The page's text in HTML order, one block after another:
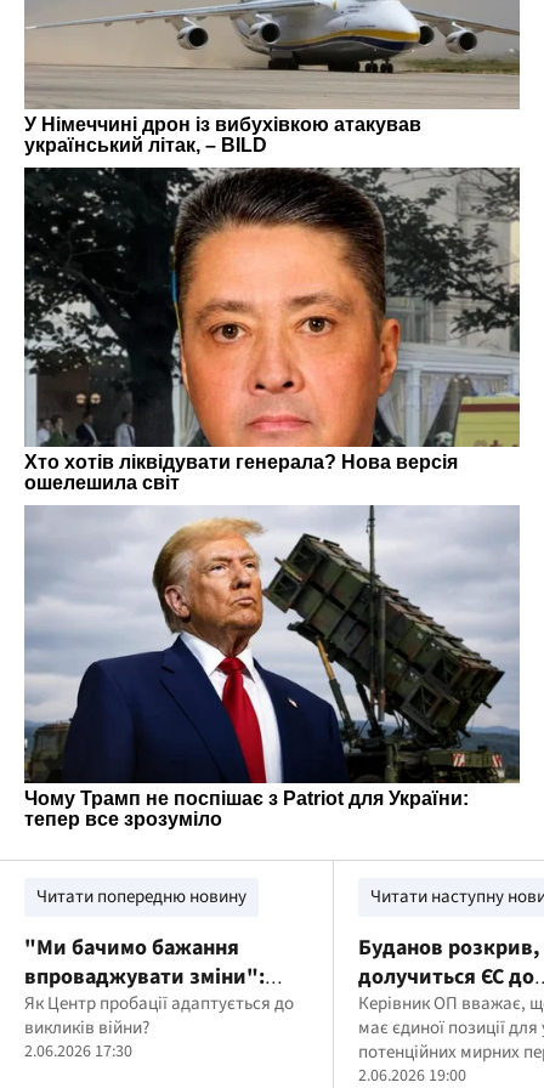
Читати попередню новину
"Ми бачимо бажання
впроваджувати зміни":
Роман Бочкала про новий
етап реформи пробації для
ветеранів
Як Центр пробації адаптується до
викликів війни?
2.06.2026 17:30
Читати наступну
Буданов
долучиться ЄС до
переговорів
Україні
Керівник ОП вважає,
має єдиної позиції для
потенційних мирних
2.06.2026 19:00